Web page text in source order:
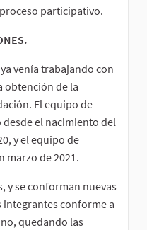
participativo.
venía trabajando con
obtención de la
El equipo de
el nacimiento del
y el equipo de
marzo de 2021.
y se conforman nuevas
conforme a
quedando las